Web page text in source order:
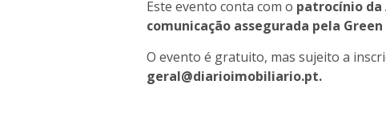
Este evento conta com o patrocínio da
comunicação assegurada pela
O evento é gratuito, mas sujeito a
geral@diarioimobiliario.pt.